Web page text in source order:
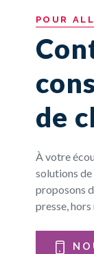
POUR
de
À votre
solutions
proposons
presse, hors